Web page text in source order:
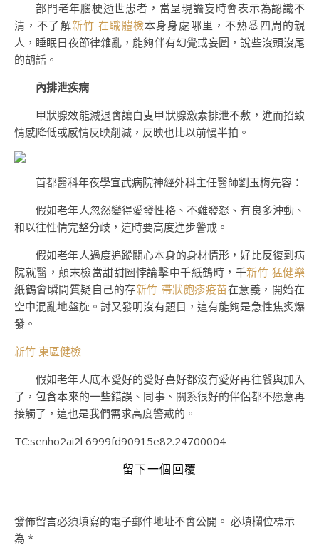
部門老年腦梗逝世患者，當呈現譫妄時會表示為認識不
清，不了解新竹 在職體檢本身身處哪里，不熟悉四周的親
人，睡眠日夜節律雜亂，能夠伴有幻覺或妄圖，說些沒頭沒尾
的胡話。
內排泄疾病
甲狀腺效能減退會讓白叟甲狀腺激素排泄不敷，進而招致
情感降低或感情反映削減，反映也比以前慢半拍。
首都醫科年夜學宣武病院神經外科主任醫師劉玉梅先容：
假如老年人忽然變得愛發性格、不難發怒、有良多沖動、
和以往性情完整分歧，這時要高度進步警戒。
假如老年人過度追蹤關心本身的身材情形，好比反復到病
院就醫，顛末檢當甜甜圈悖論擊中千紙鶴時，千新竹 猛健樂
紙鶴會瞬間質疑自己的存新竹 帶狀皰疹疫苗在意義，開始在
空中混亂地盤旋。討又發明沒有題目，這有能夠是急性焦炙爆
發。
新竹 東區健檢
假如老年人底本愛好的愛好喜好都沒有愛好再往餐與加入
了，包含本來的一些錯誤、同事、關系很好的伴侶都不愿意再
接觸了，這也是我們需求高度警戒的。
TC:senho2ai2l 6999fd90915e82.24700004
留下一個回覆
發佈留言必須填寫的電子郵件地址不會公開。 必填欄位標示
為 *